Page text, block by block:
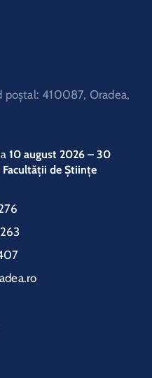
poştal: 410087, Oradea,
10 august 2026 – 30
Facultății de Științe